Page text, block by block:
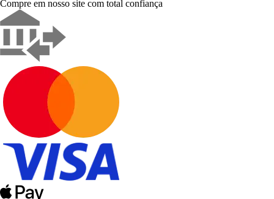
Compre em nosso site com total confiança